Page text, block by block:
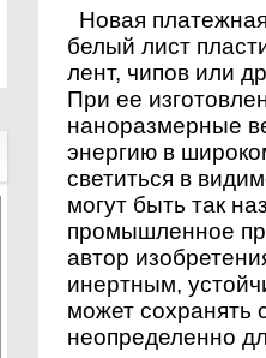
Новая
белый лист
лент, чипов или
При ее
наноразмерные
энергию в
светиться в
могут быть так
промышленное
автор
инертным,
может сохранять
неопределенно